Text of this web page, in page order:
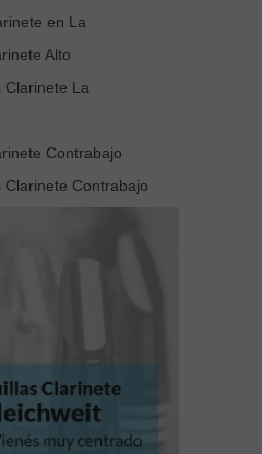
en La
Alto
Clarinete La
Contrabajo
Clarinete Contrabajo